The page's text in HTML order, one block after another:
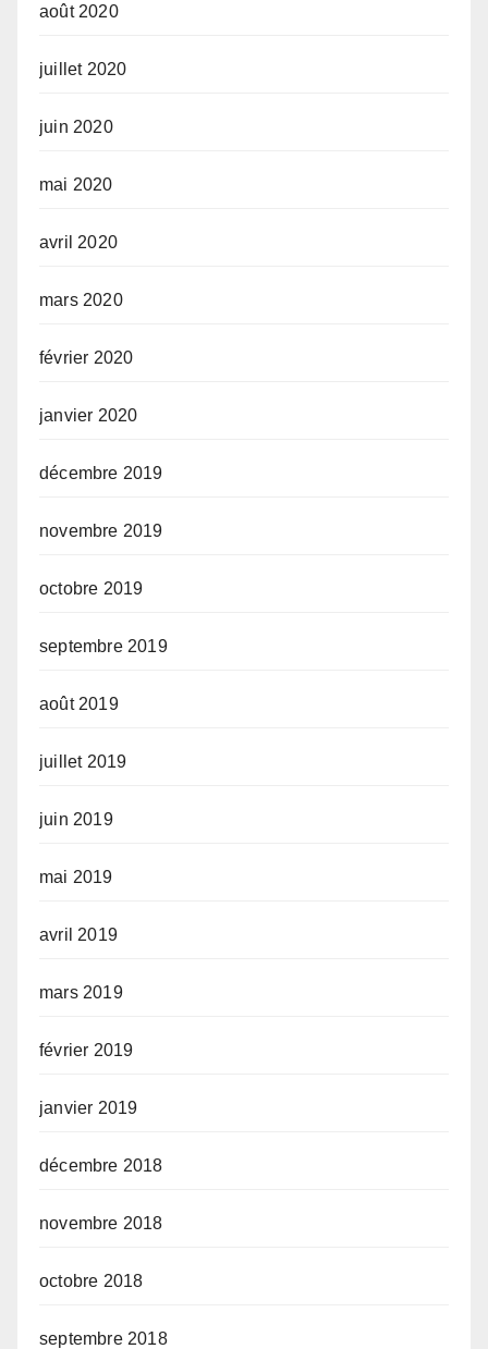
août 2020
juillet 2020
juin 2020
mai 2020
avril 2020
mars 2020
février 2020
janvier 2020
décembre 2019
novembre 2019
octobre 2019
septembre 2019
août 2019
juillet 2019
juin 2019
mai 2019
avril 2019
mars 2019
février 2019
janvier 2019
décembre 2018
novembre 2018
octobre 2018
septembre 2018